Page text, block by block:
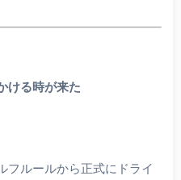
ける時が来た
フルールから正式にドライ